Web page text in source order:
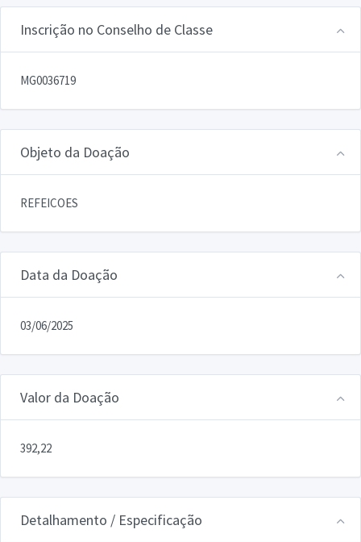
Inscrição no Conselho de Classe
MG0036719
Objeto da Doação
REFEICOES
Data da Doação
03/06/2025
Valor da Doação
392,22
Detalhamento / Especificação